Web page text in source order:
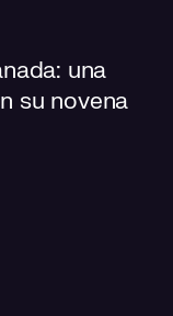
una
su novena